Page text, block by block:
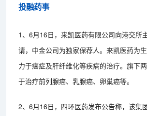
投融药事
1、6月16日，来凯医药有限公司向港交所
请，中金公司为独家保荐人。来凯医药为
力于癌症及肝纤维化等疾病的治疗。旗下
于治疗前列腺癌、乳腺癌、卵巢癌等。
2、6月16日，四环医药发布公告称，该集